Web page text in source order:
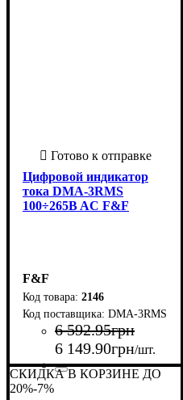
Цифровой индикатор
тока DMA-3RMS
100÷265B AC F&F
F&F
2146
DMA-3RMS
6 592.95грн
6 149.90грн/шт.
Страна-производитель:
Польша
Серия: DMA
СКИДКА В КОРЗИНЕ ДО
20%-7%